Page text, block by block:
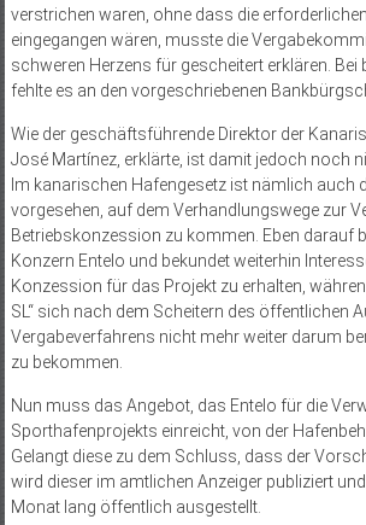
verstrichen waren, ohne dass die
eingegangen wären, musste die
schweren Herzens für gescheitert erklären. Bei
fehlte es an den vorgeschriebenen
Wie der geschäftsführende Direktor der
José Martínez, erklärte, ist damit jedoch noch
Im kanarischen Hafengesetz ist nämlich auch
vorgesehen, auf dem Verhandlungswege zur
Betriebskonzession zu kommen. Eben darauf
Konzern Entelo und bekundet weiterhin
Konzession für das Projekt zu erhalten,
SL“ sich nach dem Scheitern des öffentlichen
Vergabeverfahrens nicht mehr weiter darum
zu bekommen.
Nun muss das Angebot, das Entelo für die
Sporthafenprojekts einreicht, von der
Gelangt diese zu dem Schluss, dass der
wird dieser im amtlichen Anzeiger publiziert
Monat lang öffentlich ausgestellt.